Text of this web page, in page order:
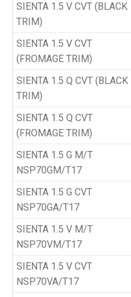
SIENTA 1.5 V CVT (BLACK
TRIM)
SIENTA 1.5 V CVT
(FROMAGE TRIM)
SIENTA 1.5 Q CVT (BLACK
TRIM)
SIENTA 1.5 Q CVT
(FROMAGE TRIM)
SIENTA 1.5 G M/T
NSP70GM/T17
SIENTA 1.5 G CVT
NSP70GA/T17
SIENTA 1.5 V M/T
NSP70VM/T17
SIENTA 1.5 V CVT
NSP70VA/T17